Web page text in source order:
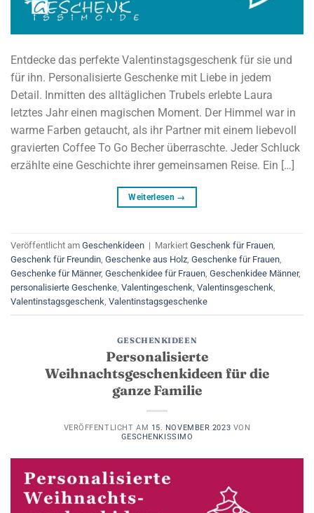
Entdecke das perfekte Valentinstagsgeschenk für sie und
für ihn. Personalisierte Geschenke mit Liebe in jedem
Detail. Inmitten des alltäglichen Trubels erlebte Laura
letztes Jahr einen magischen Moment. Der Himmel war in
warme Farben getaucht, als ihr Partner mit einem liebevoll
gravierten Coffee To Go Becher überraschte. Jeder Schluck
erzählte eine Geschichte ihrer gemeinsamen Reise. Ein […]
Weiterlesen →
Veröffentlicht am Geschenkideen | Markiert Geschenk für Frauen
Geschenk für Freundin Geschenke aus Holz Geschenke für Frauen
Geschenke für Männer, Geschenkidee für Frauen Geschenkidee Männer,
personalisierte Geschenke Valentingeschenk Valentinsgeschenk
Valentinstagsgeschenk Valentinstagsgeschenke
GESCHENKIDEEN
Personalisierte
Weihnachtsgeschenkideen für die
ganze Familie
VERÖFFENTLICHT AM 15. NOVEMBER 2023 VON
GESCHENKISSIMO